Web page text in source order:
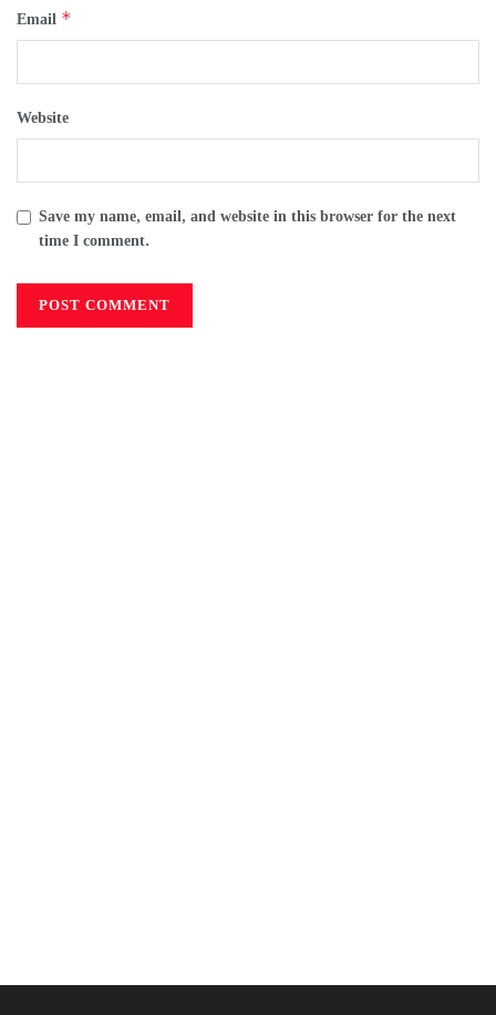
Email *
Website
Save my name, email, and website in this browser for the next
time I comment.